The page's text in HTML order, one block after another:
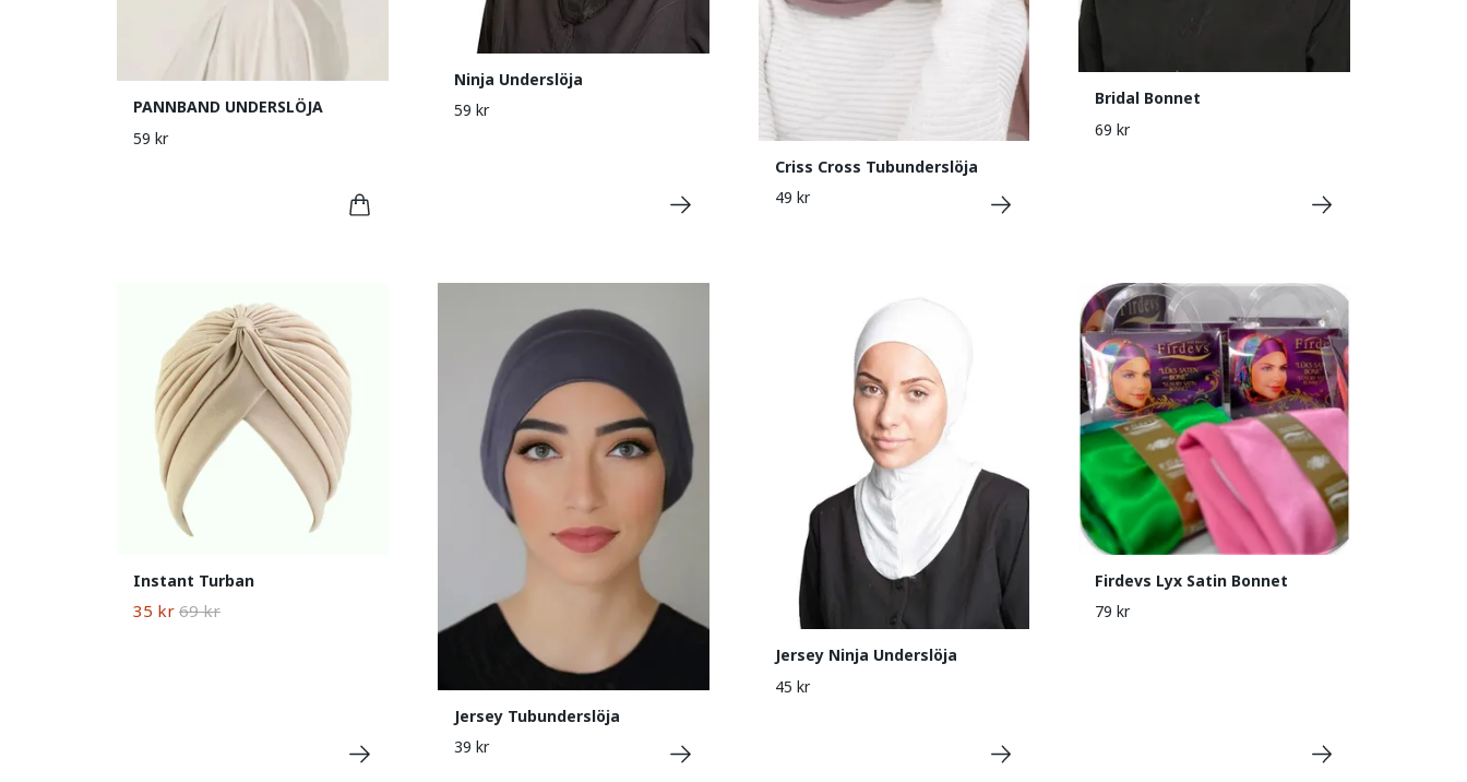
PANNBAND UNDERSLÖJA
59 kr
Ninja Underslöja
59 kr
Criss Cross Tubunderslöja
49 kr
Bridal Bonnet
69 kr
Instant Turban
35 kr 69 kr
Jersey Tubunderslöja
39 kr
Jersey Ninja Underslöja
45 kr
Firdevs Lyx Satin Bonnet
79 kr